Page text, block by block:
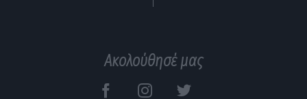
Ακολούθησέ μας